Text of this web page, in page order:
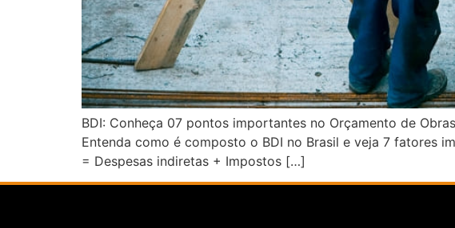
BDI: Conheça 07 pontos importantes no Orçamento de
Entenda como é composto o BDI no Brasil e veja 7 fatores
= Despesas indiretas + Impostos […]